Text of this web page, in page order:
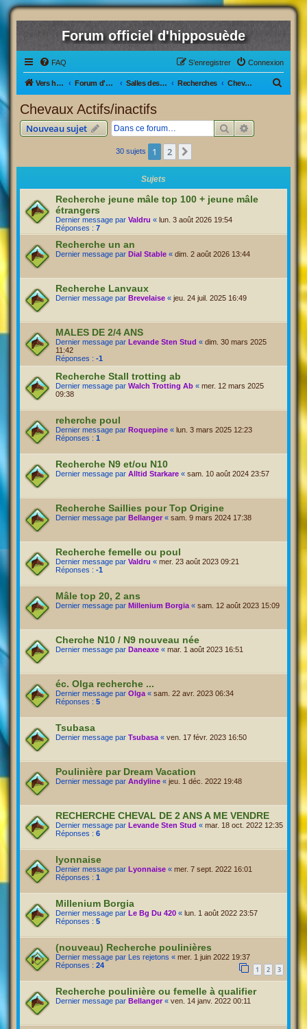
Forum officiel d'hipposuède
FAQ Connexion
S’enregistrer
Vers hipposuède, le jeu ! Forum d'hipposuède Salles des Ventes Recherches Chevaux Actifs/inactifs
Chevaux Actifs/inactifs
Nouveau sujet RechercherRecherche
30 sujets 1 2
Sujets
Recherche jeune mâle top 100 + jeune mâle
étrangers
Dernier message par Valdru « lun. 3 août 2026 19:54
Réponses : 7
Recherche un an
Dernier message par Dial Stable « dim. 2 août 2026 13:44
Recherche Lanvaux
Dernier message par Brevelaise « jeu. 24 juil. 2025 16:49
MALES DE 2/4 ANS
Dernier message par Levande Sten Stud « dim. 30 mars 2025
11:42
Réponses : -1
Recherche Stall trotting ab
Dernier message par Walch Trotting Ab « mer. 12 mars 2025
09:38
reherche poul
Dernier message par Roquepine « lun. 3 mars 2025 12:23
Réponses : 1
Recherche N9 et/ou N10
Dernier message par Alltid Starkare « sam. 10 août 2024 23:57
Recherche Saillies pour Top Origine
Dernier message par Bellanger « sam. 9 mars 2024 17:38
Recherche femelle ou poul
Dernier message par Valdru « mer. 23 août 2023 09:21
Réponses : -1
Mâle top 20, 2 ans
Dernier message par Millenium Borgia « sam. 12 août 2023 15:09
Cherche N10 / N9 nouveau née
Dernier message par Daneaxe « mar. 1 août 2023 16:51
éc. Olga recherche ...
Dernier message par Olga « sam. 22 avr. 2023 06:34
Réponses : 5
Tsubasa
Dernier message par Tsubasa « ven. 17 févr. 2023 16:50
Poulinière par Dream Vacation
Dernier message par Andyline « jeu. 1 déc. 2022 19:48
RECHERCHE CHEVAL DE 2 ANS A ME VENDRE
Dernier message par Levande Sten Stud « mar. 18 oct. 2022 12:35
Réponses : 6
lyonnaise
Dernier message par Lyonnaise « mer. 7 sept. 2022 16:01
Réponses : 1
Millenium Borgia
Dernier message par Le Bg Du 420 « lun. 1 août 2022 23:57
Réponses : 5
(nouveau) Recherche poulinières
Dernier message par Les rejetons « mer. 1 juin 2022 19:37
Réponses : 24 1 2 3
Recherche poulinière ou femelle à qualifier
Dernier message par Bellanger « ven. 14 janv. 2022 00:11